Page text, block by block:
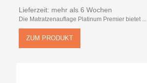
Lieferzeit: mehr als 6 Wochen
Die Matratzenauflage Platinum Premier bietet ...
ZUM PRODUKT